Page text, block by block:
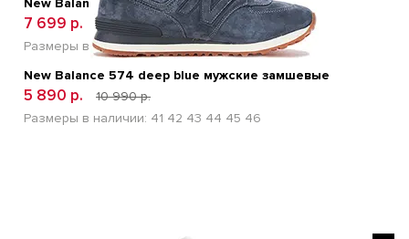
New Balance 1906A Deep Blue
7 699 р.
14 500 р.
Размеры в наличии:41 42 43 44 45
New Balance 574 deep blue мужские замшевые
5 890 р.
10 990 р.
Размеры в наличии: 41 42 43 44 45 46